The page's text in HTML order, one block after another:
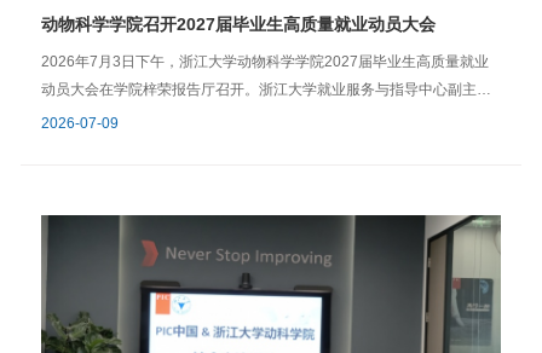
动物科学学院召开2027届毕业生高质量就业动员大会
2026年7月3日下午，浙江大学动物科学学院2027届毕业生高质量就业
动员大会在学院梓荣报告厅召开。浙江大学就业服务与指导中心副主任
杨倩、学院党委书记丁立仲、党委副书记任思丹、团委书记、研究生辅
毕业与就业信心，提前规划职业方向，扎实做好就业储备，主动拓展就
业视野，积极投身畜牧业建设，为我国畜牧业现代化和高质量发展贡献
浙大力量。 之后，浙江大学就业服务与指导中心副主任杨倩作就业形势
分析专题报告。她从就业形势、就业选择、就业服务、给毕业生的建议
四个维度展开，系统梳理了当前高校毕业生面临的机遇与挑战，详细介
2026-07-09